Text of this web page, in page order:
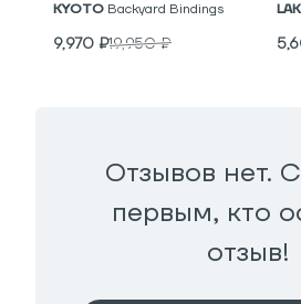
KYOTO Backyard Bindings
9,970 ₽19,950₽
Отзывов нет.
первым, кто
отзыв!